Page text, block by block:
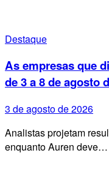
Destaque
As empresas que
de 3 a 8 de agosto
3 de agosto de 2026
Analistas projetam
enquanto Auren deve…